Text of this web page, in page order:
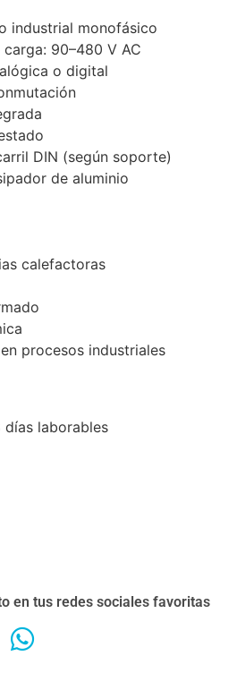
industrial monofásico
90–480 V AC
o digital
DIN (según soporte)
de aluminio
calefactoras
procesos industriales
días laborables
en tus redes sociales favoritas